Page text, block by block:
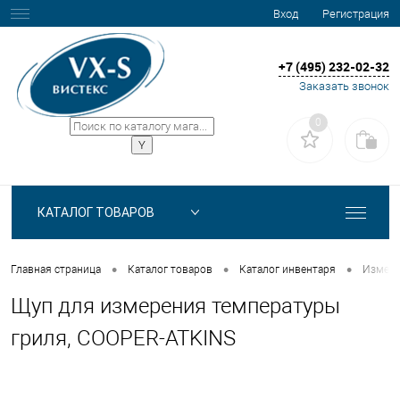
Вход Регистрация
+7 (495) 232-02-32
Заказать звонок
0
КАТАЛОГ ТОВАРОВ
Главная страница • Каталог товаров • Каталог инвентаря •
Щуп для измерения температуры
гриля, COOPER-ATKINS